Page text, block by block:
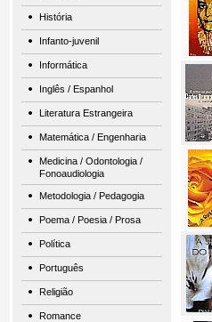
História
Infanto-juvenil
Informática
Inglês / Espanhol
Literatura Estrangeira
Matemática / Engenharia
Medicina / Odontologia /
Fonoaudiologia
Metodologia / Pedagogia
Poema / Poesia / Prosa
Política
Português
Religião
Romance